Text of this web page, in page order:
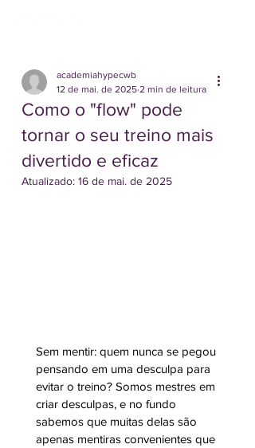
Como o "flow" pode
tornar o seu treino mais
divertido e eficaz
academiahypecwb
12 de mai. de 2025 2 min de leitura
Atualizado: 16 de mai. de 2025
Sem mentir: quem nunca se pegou
pensando em uma desculpa para
evitar o treino? Somos mestres em
criar desculpas, e no fundo
sabemos que muitas delas são
apenas mentiras convenientes que